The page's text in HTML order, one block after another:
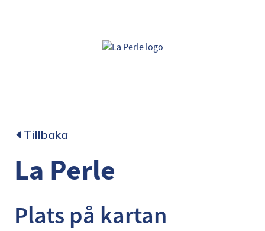
Tillbaka
La Perle
Plats på kartan